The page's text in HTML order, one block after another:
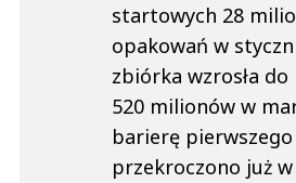
startowych 28
opakowań w
zbiórka wzrosła
520 milionów w
barierę
przekroczono już